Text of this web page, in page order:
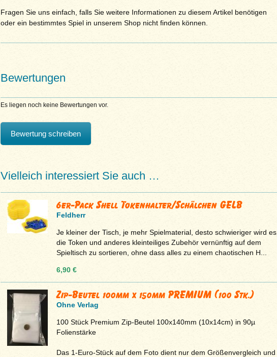
Fragen Sie uns einfach, falls Sie weitere Informationen zu diesem Artikel benötigen
oder ein bestimmtes Spiel in unserem Shop nicht finden können.
Bewertungen
Es liegen noch keine Bewertungen vor.
Bewertung schreiben
Vielleich interessiert Sie auch …
6er-Pack Shell Tokenhalter/Schälchen GELB
Feldherr
Je kleiner der Tisch, je mehr Spielmaterial, desto schwieriger wird es,
die Token und anderes kleinteiliges Zubehör vernünftig auf dem
Spieltisch zu sortieren, ohne dass alles zu einem chaotischen H...
6,90 €
Zip-Beutel 100mm x 150mm PREMIUM (100 Stk.)
Ohne Verlag
100 Stück Premium Zip-Beutel 100x140mm (10x14cm) in 90µ
Folienstärke
Das 1-Euro-Stück auf dem Foto dient nur dem Größenvergleich und